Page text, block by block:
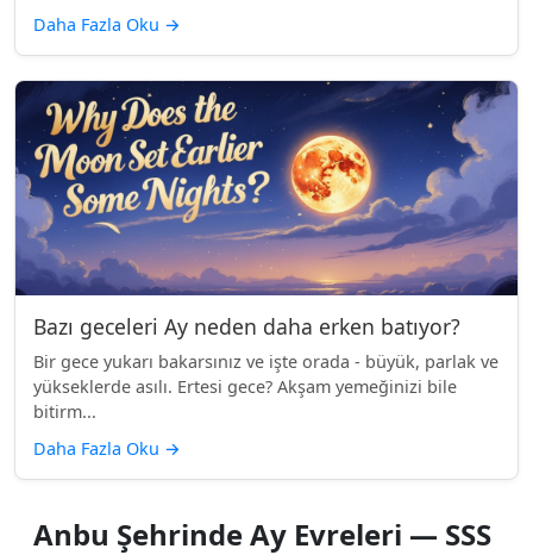
Daha Fazla Oku →
Bazı geceleri Ay neden daha erken batıyor?
Bir gece yukarı bakarsınız ve işte orada - büyük, parlak ve
yükseklerde asılı. Ertesi gece? Akşam yemeğinizi bile
bitirm...
Daha Fazla Oku →
Anbu Şehrinde Ay Evreleri — SSS